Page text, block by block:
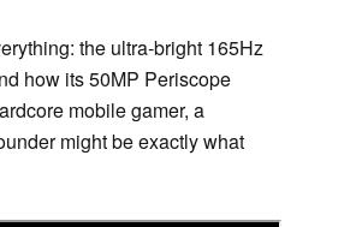
the ultra-bright 165Hz
how its 50MP Periscope
mobile gamer, a
might be exactly what